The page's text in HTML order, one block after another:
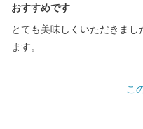
おすすめです
とても美味しくいただきま
ます。
こ